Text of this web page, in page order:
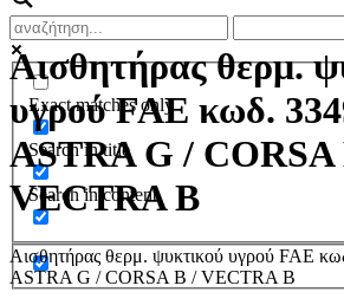
Exact matches only
Search in title
Search in content
Αισθητήρας θερμ.
υγρού FAE κωδ.
ASTRA G / CORSA
VECTRA B
Αισθητήρας θερμ. ψυκτικού υγρού FAE
ASTRA G / CORSA B / VECTRA B